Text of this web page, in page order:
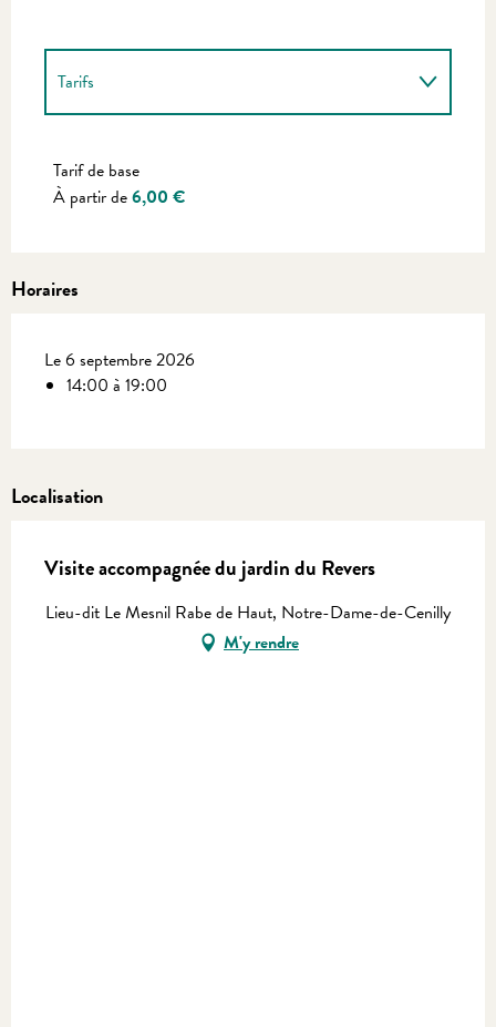
Tarifs
Tarif de base
À partir de6,00 €
Horaires
Le 6 septembre 2026
14:00 à 19:00
Localisation
Visite accompagnée du jardin du Revers
Lieu-dit Le Mesnil Rabe de Haut, Notre-Dame-de-Cenilly
M'y rendre